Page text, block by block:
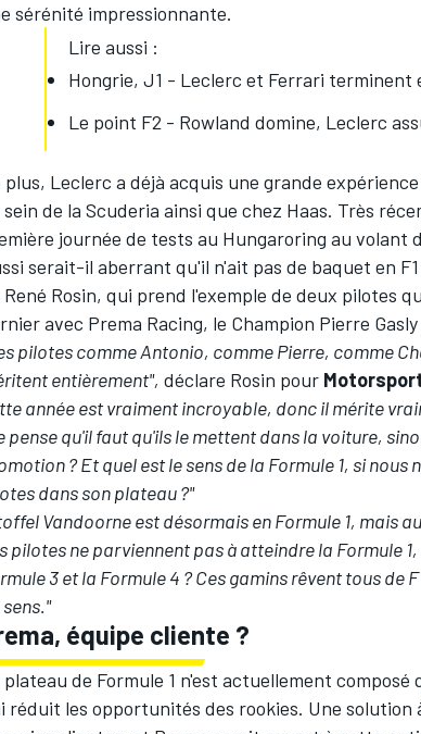
sérénité impressionnante.
Lire aussi :
Hongrie, J1 - Leclerc et Ferrari terminent
Le point F2 - Rowland domine, Leclerc
plus, Leclerc a déjà acquis une grande
sein de la Scuderia ainsi que chez Haas. Très
journée de tests au Hungaroring au volant
serait-il aberrant qu'il n'ait pas de baquet en
René Rosin, qui prend l'exemple de deux pilotes
avec Prema Racing, le Champion Pierre Gasly
pilotes comme Antonio, comme Pierre, comme
entièrement", déclare Rosin pour
année est vraiment incroyable, donc il mérite
pense qu'il faut qu'ils le mettent dans la voiture,
? Et quel est le sens de la Formule 1, si
dans son plateau ?"
Vandoorne est désormais en Formule 1, mais
pilotes ne parviennent pas à atteindre la Formule
3 et la Formule 4 ? Ces gamins rêvent tous de
équipe cliente ?
plateau de Formule 1 n'est actuellement
réduit les opportunités des rookies. Une